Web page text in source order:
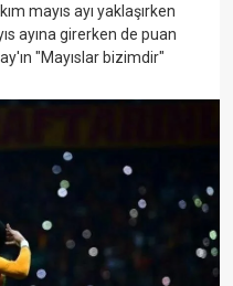
mayıs ayı yaklaşırken
ayına girerken de puan
"Mayıslar bizimdir"